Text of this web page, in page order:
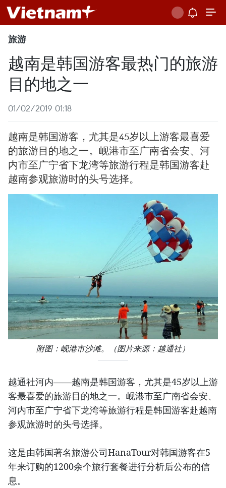
旅游
越南是韩国游客最热门的旅游
目的地之一
01/02/2019 01:18
越南是韩国游客，尤其是45岁以上游客最喜爱
的旅游目的地之一。岘港市至广南省会安、河
内市至广宁省下龙湾等旅游行程是韩国游客赴
越南参观旅游时的头号选择。
附图：岘港市沙滩。（图片来源：越通社）
越通社河内——越南是韩国游客，尤其是45岁以上游
客最喜爱的旅游目的地之一。岘港市至广南省会安、
河内市至广宁省下龙湾等旅游行程是韩国游客赴越南
参观旅游时的头号选择。
这是由韩国著名旅游公司HanaTour对韩国游客在5
年来订购的1200余个旅行套餐进行分析后公布的信
息。